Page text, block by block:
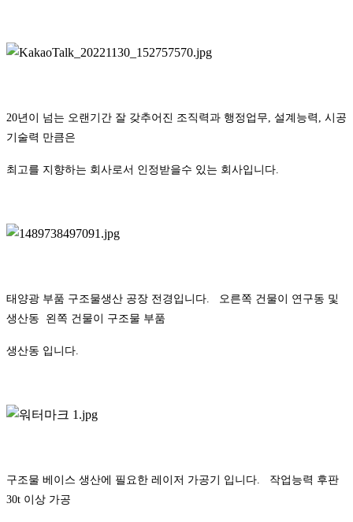
20년이 넘는 오랜기간 잘 갖추어진 조직력과 행정업무, 설계능력, 시공
기술력 만큼은
최고를 지향하는 회사로서 인정받을수 있는 회사입니다.
태양광 부품 구조물생산 공장 전경입니다. 오른쪽 건물이 연구동 및
생산동 왼쪽 건물이 구조물 부품
생산동 입니다.
구조물 베이스 생산에 필요한 레이저 가공기 입니다. 작업능력 후판
30t 이상 가공